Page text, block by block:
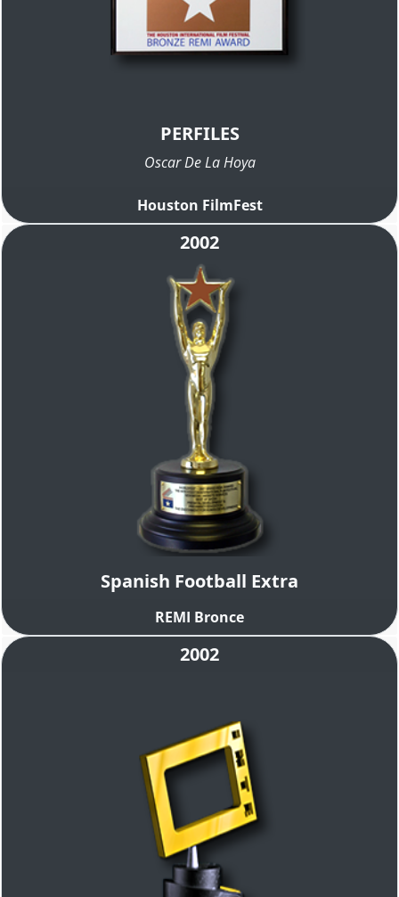
PERFILES
Oscar De La Hoya
Houston FilmFest
2002
Spanish Football Extra
REMI Bronce
2002